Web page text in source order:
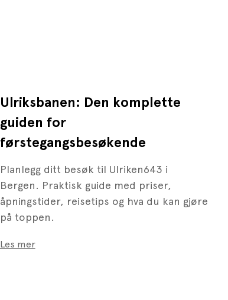
Ulriksbanen: Den komplette
guiden for
førstegangsbesøkende
Planlegg ditt besøk til Ulriken643 i
Bergen. Praktisk guide med priser,
åpningstider, reisetips og hva du kan gjøre
på toppen.
Les mer